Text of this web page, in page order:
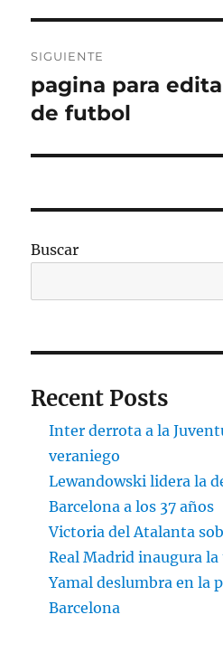
SIGUIENTE
Entrada
siguiente:
pagina para
de futbol
Buscar
Recent Posts
Inter derrota a la
veraniego
Lewandowski lidera la
Barcelona a los 37 años
Victoria del Atalanta
Real Madrid inaugura
Yamal deslumbra en la
Barcelona